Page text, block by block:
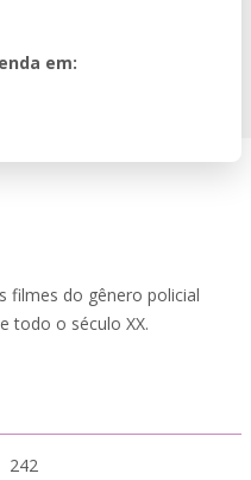
em:
filmes do gênero policial
todo o século XX.
242